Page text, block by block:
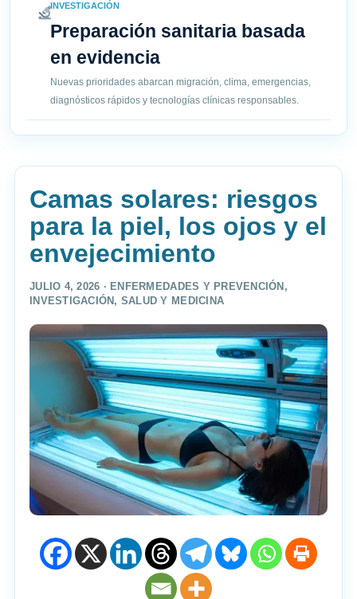
INVESTIGACIÓN
Preparación sanitaria basada
en evidencia
Nuevas prioridades abarcan migración, clima, emergencias,
diagnósticos rápidos y tecnologías clínicas responsables.
Camas solares: riesgos
para la piel, los ojos y el
envejecimiento
JULIO 4, 2026 · ENFERMEDADES Y PREVENCIÓN ,
INVESTIGACIÓN , SALUD Y MEDICINA